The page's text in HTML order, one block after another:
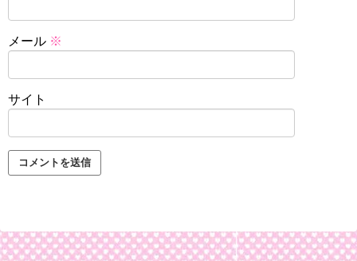
メール ※
サイト